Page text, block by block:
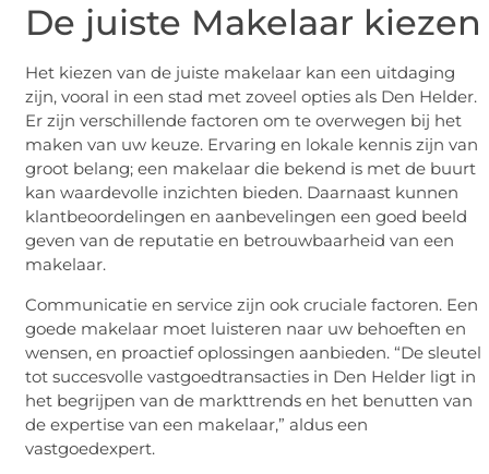
De juiste Makelaar kiezen
Het kiezen van de juiste makelaar kan een uitdaging
zijn, vooral in een stad met zoveel opties als Den Helder.
Er zijn verschillende factoren om te overwegen bij het
maken van uw keuze. Ervaring en lokale kennis zijn van
groot belang; een makelaar die bekend is met de buurt
kan waardevolle inzichten bieden. Daarnaast kunnen
klantbeoordelingen en aanbevelingen een goed beeld
geven van de reputatie en betrouwbaarheid van een
makelaar.
Communicatie en service zijn ook cruciale factoren. Een
goede makelaar moet luisteren naar uw behoeften en
wensen, en proactief oplossingen aanbieden. “De sleutel
tot succesvolle vastgoedtransacties in Den Helder ligt in
het begrijpen van de markttrends en het benutten van
de expertise van een makelaar,” aldus een
vastgoedexpert.